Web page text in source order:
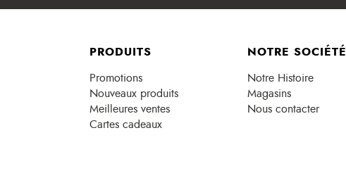
PRODUITS
Promotions
Nouveaux produits
Meilleures ventes
Cartes cadeaux
NOTRE SOCIÉTÉ
Notre Histoire
Magasins
Nous contacter